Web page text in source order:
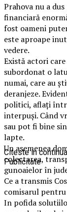
Prahova nu a
financiară
fost oameni
este aproape
vedere.
Există actori
subordonat o
numai, care au
deranjeze.
politici, aflați
interpuși. Când
sau pot fi bine
lapte.
Un asemenea
colectarea,
gunoaielor în
Ce a transmis
comisarul
In pofida
Citeste in
Publicitate